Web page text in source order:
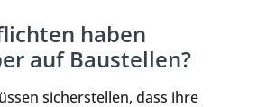
haben
auf Baustellen?
sicherstellen, dass ihre